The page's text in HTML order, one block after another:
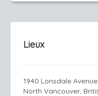
Lieux
1940 Lonsdale Avenue
North Vancouver,